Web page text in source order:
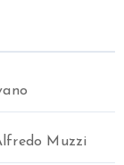
Muzzi